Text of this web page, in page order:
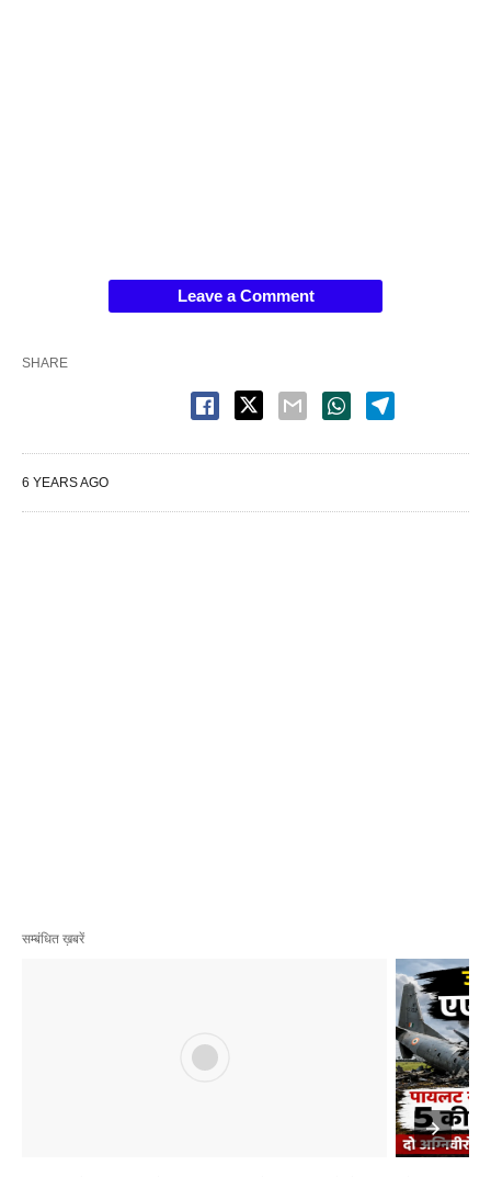
Leave a Comment
SHARE
6 YEARS AGO
सम्बंधित ख़बरें